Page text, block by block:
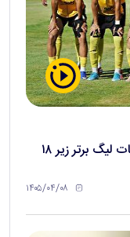
قهرمانی فولاد مبارکه سپاهان در مسابقات لیگ برتر زیر ۱۸
۱۴۰۵/۰۴/۰۸